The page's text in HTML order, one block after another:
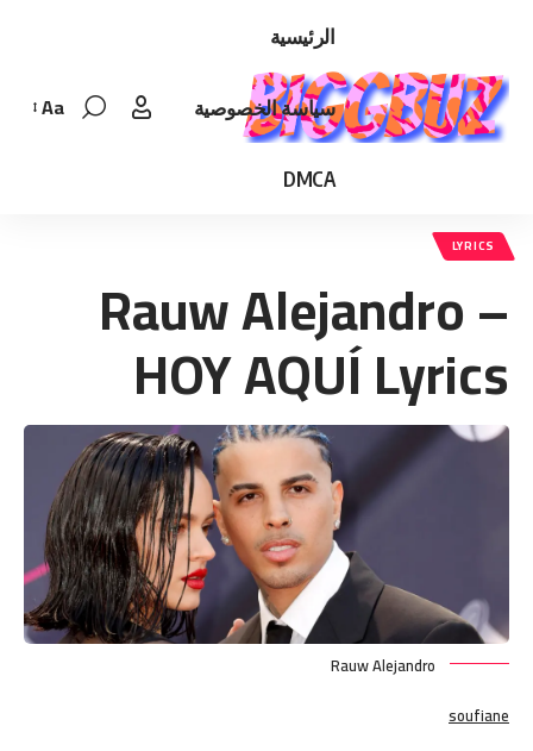
الرئيسية
سياسة الخصوصية
DMCA
Font
Aa
LYRICS
Rauw Alejandro –
HOY AQUÍ Lyrics
Rauw Alejandro
soufiane